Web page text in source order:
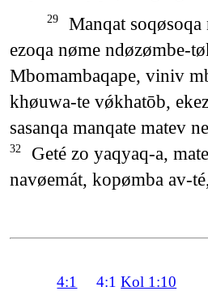
29
Manqat
ezoqa nøme ndøzømbe-
Mbomambaqape, viniv
khøuwa-te vǿkhatōb,
sasanqa manqate matev
32
Geté zo yaqyaq-a,
navøemát, kopømba av-
4:1 4:1Kol 1:10